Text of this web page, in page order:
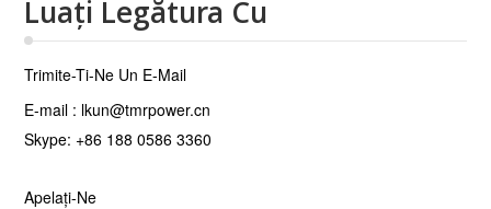
Luați Legătura Cu
Trimite-Ti-Ne Un E-Mail
E-mail : lkun@tmrpower.cn
Skype: +86 188 0586 3360
Apelați-Ne